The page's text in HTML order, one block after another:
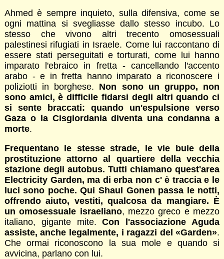
Ahmed è sempre inquieto, sulla difensiva, come se
ogni mattina si svegliasse dallo stesso incubo. Lo
stesso che vivono altri trecento omosessuali
palestinesi rifugiati in Israele. Come lui raccontano di
essere stati perseguitati e torturati, come lui hanno
imparato l'ebraico in fretta - cancellando l'accento
arabo - e in fretta hanno imparato a riconoscere i
poliziotti in borghese. Non sono un gruppo, non
sono amici, è difficile fidarsi degli altri quando ci
si sente braccati: quando un'espulsione verso
Gaza o la Cisgiordania diventa una condanna a
morte.
Frequentano le stesse strade, le vie buie della
prostituzione attorno al quartiere della vecchia
stazione degli autobus. Tutti chiamano quest'area
Electricity Garden, ma di erba non c' è traccia e le
luci sono poche. Qui Shaul Gonen passa le notti,
offrendo aiuto, vestiti, qualcosa da mangiare. È
un omosessuale israeliano, mezzo greco e mezzo
italiano, gigante mite.Con l'associazione Aguda
assiste, anche legalmente, i ragazzi del «Garden».
Che ormai riconoscono la sua mole e quando si
avvicina, parlano con lui.